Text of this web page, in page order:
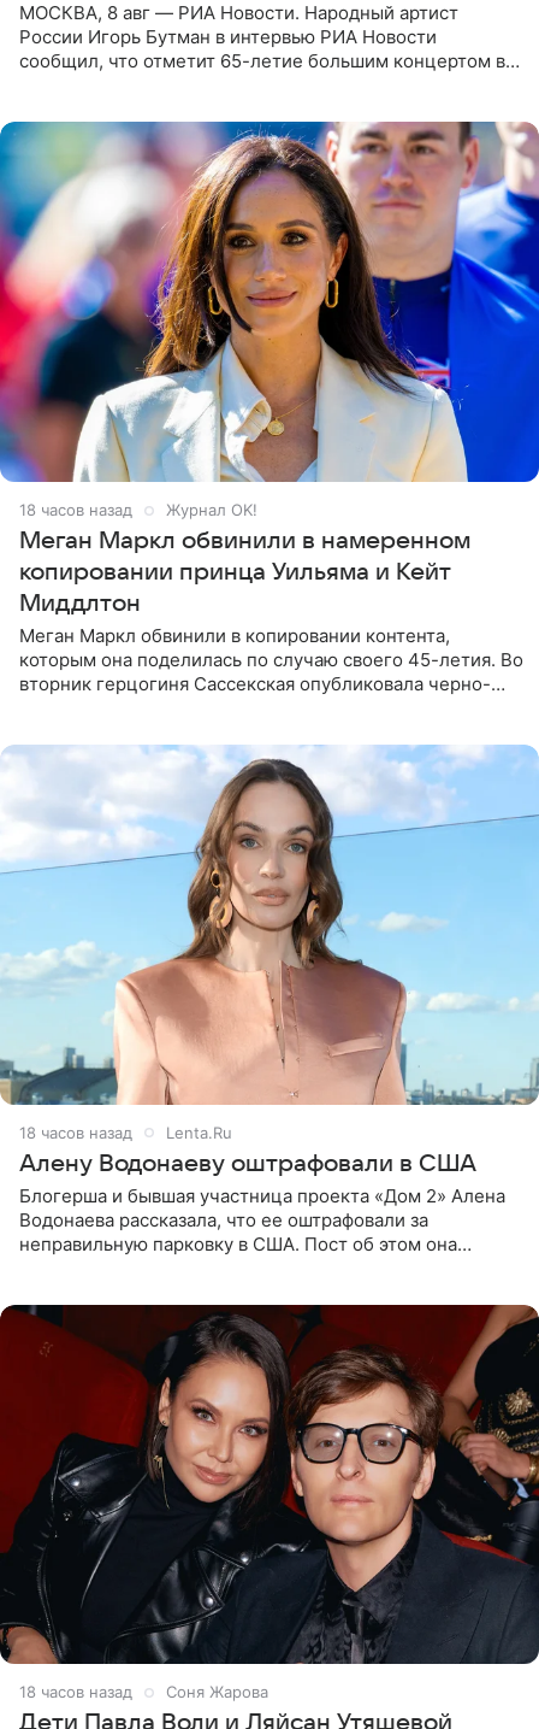
МОСКВА, 8 авг — РИА Новости. Народный артист
России Игорь Бутман в интервью РИА Новости
сообщил, что отметит 65-летие большим концертом в
18 часов назад Журнал OK!
Меган Маркл обвинили в намеренном
копировании принца Уильяма и Кейт
Миддлтон
Меган Маркл обвинили в копировании контента,
которым она поделилась по случаю своего 45-летия. Во
вторник герцогиня Сассекская опубликовала черно-
18 часов назад Lenta.Ru
Алену Водонаеву оштрафовали в США
Блогерша и бывшая участница проекта «Дом 2» Алена
Водонаева рассказала, что ее оштрафовали за
неправильную парковку в США. Пост об этом она
18 часов назад Соня Жарова
Дети Павла Воли и Ляйсан Утяшевой